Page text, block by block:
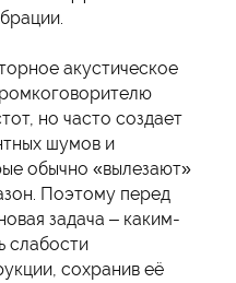
акустическое
но часто создает
шумов и
обычно «вылезают»
Поэтому перед
задача – каким-
слабости
сохранив её